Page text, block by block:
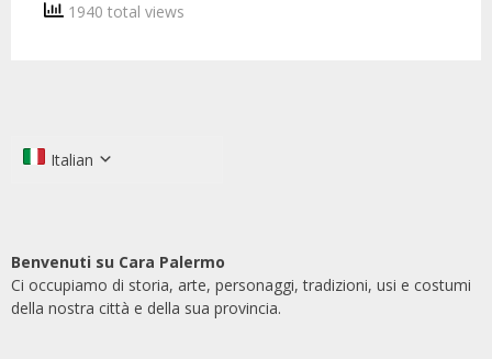
1940 total views
Italian
Benvenuti su Cara Palermo
Ci occupiamo di storia, arte, personaggi, tradizioni, usi e costumi
della nostra città e della sua provincia.